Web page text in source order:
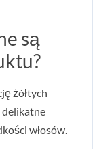
są
żółtych
delikatne
włosów.